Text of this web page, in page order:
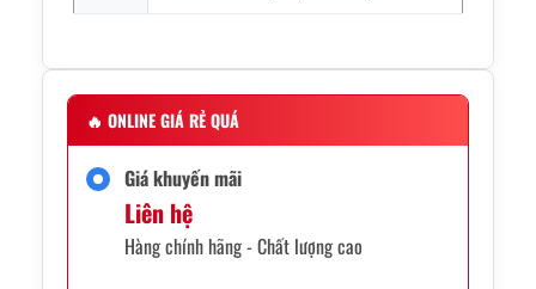
🔥 ONLINE GIÁ RẺ QUÁ
Giá khuyến mãi
Liên hệ
Hàng chính hãng - Chất lượng cao